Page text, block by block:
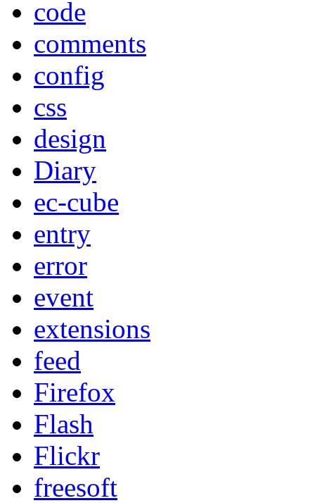
code
comments
config
css
design
Diary
ec-cube
entry
error
event
extensions
feed
Firefox
Flash
Flickr
freesoft